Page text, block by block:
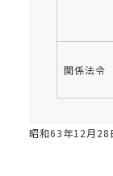
関係法令
昭和63年12月28